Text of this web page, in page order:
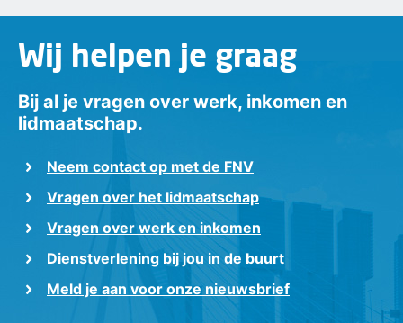
Wij helpen je graag
Bij al je vragen over werk, inkomen en
lidmaatschap.
Neem contact op met de FNV
Vragen over het lidmaatschap
Vragen over werk en inkomen
Dienstverlening bij jou in de buurt
Meld je aan voor onze nieuwsbrief